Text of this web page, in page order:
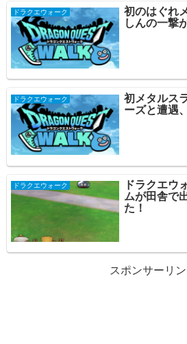
ドラクエウォーク
初のはぐれ
しんの一撃
ドラクエウォーク
初メタルス
ーズと遭遇
ドラクエウォーク
ドラクエウ
ムが田舎で
た！
スポンサーリン